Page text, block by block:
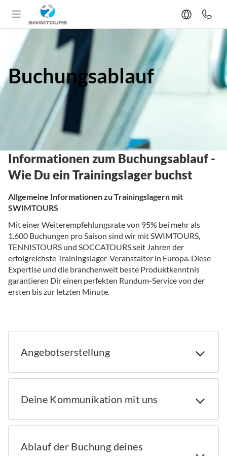
Buchungsablauf
Informationen zum Buchungsablauf -
Wie Du ein Trainingslager buchst
Allgemeine Informationen zu Trainingslagern mit
SWIMTOURS
Mit einer Weiterempfehlungsrate von 95% bei mehr als
1.600 Buchungen pro Saison sind wir mit SWIMTOURS,
TENNISTOURS und SOCCATOURS seit Jahren der
erfolgreichste Trainingslager-Veranstalter in Europa. Diese
Expertise und die branchenweit beste Produktkenntnis
garantieren Dir einen perfekten Rundum-Service von der
ersten bis zur letzten Minute.
Angebotserstellung
Deine Kommunikation mit uns
Ablauf der Buchung deines